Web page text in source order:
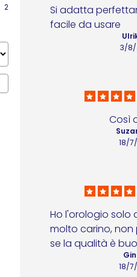
2
Si adatta
facile da usare
3/8/
Così
18/
Ho l'orologio solo
molto carino,
se la qualità è
18/